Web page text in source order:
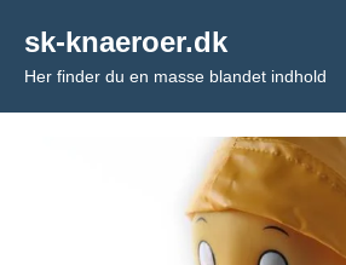
indhold
sk-knaeroer.dk
Her finder du en masse blandet indhold